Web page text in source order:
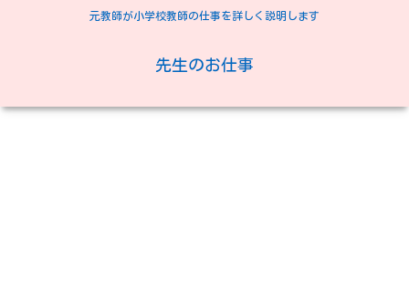
元教師が小学校教師の仕事を詳しく説明します
先生のお仕事